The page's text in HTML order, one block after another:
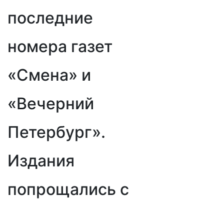
последние
номера газет
«Смена» и
«Вечерний
Петербург».
Издания
попрощались с